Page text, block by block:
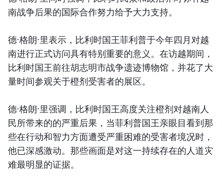
南战争后果的国际合作努力给予大力支持。
德·格朗·里表示，比利时国王菲利普于今年四月对越
南进行正式访问具有特别重要的意义。在访越期间，
比利时国王前往胡志明市战争遗迹博物馆，并花了大
量时间参观关于橙剂受害者的展区。
德·格朗·里强调，比利时国王高度关注橙剂对越南人
民所带来的的严重后果，当菲利普国王亲眼目看到那
些在行动和智力方面遭受严重困难的受害者境况时，
他已深感激动。那些画面是对这一持续存在的人道灾
难最明显的证据。